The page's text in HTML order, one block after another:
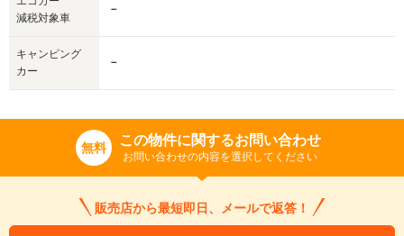
減税対象車
－
キャンピング
カー
－
無料 この物件に関するお問い合わせ
お問い合わせの内容を選択してください
販売店から最短即日、メールで返答！